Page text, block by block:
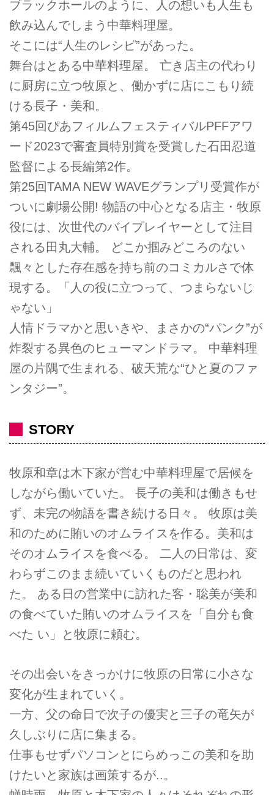
ブラックホールのように、人の想いも人生も
飲み込んでしまう中華料理屋。
そこには“人生のレシピ”があった。
舞台はとある中華料理屋。 亡き店主の代わり
に厨房に立つ牧原と、働かずに店にこもり続
ける長子・美和。
第45回ぴあフィルムフェスティバルPFFアワ
ード2023で審査員特別賞を受賞した石田忍道
監督による長編第2作。
第25回TAMA NEW WAVEグランプリ受賞作が
ついに劇場公開! 物語の中心となる店主・牧原
役には、次世代のバイプレイヤーとして注目
される田丸大輔。 どこか掴みどころのない
飄々とした存在感を持ち前のコミカルさで体
現する。「人の役に立つって、つまらないじ
ゃない」
人情ドラマかと思いきや、まさかの“パンク”が
炸裂する異色のヒューマンドラマ。 中華料理
屋の片隅で生まれる、破天荒な“ひと夏のファ
ンタジー”。
STORY
牧原和章は木下家が営む中華料理屋で居候を
しながら働いていた。 長子の美和は働きもせ
ず、未完の物語を書き続ける日々。 牧原は美
和のために賄いのオムライスを作る。美和は
そのオムライスを食べる。 二人の日常は、変
わらずこのまま続いていくものだと思われ
た。 ある日の営業中に訪れた客・聡美が美和
の食べていた賄いのオムライスを「自分も食
べた い」と牧原に頼む。
その出会いをきっかけに牧原の日常に小さな
変化が生まれていく。
一方、父の命日で次子の優実と三子の竜矢が
久しぶりに店に集まる。
仕事もせずパソコンとにらめっこの美和を助
けたいと家族は画策するが..。